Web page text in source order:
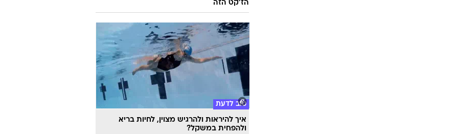
טוב לדעת
איך להיראות ולהרגיש מצוין, לחיות בריא
ולהפחית במשקל?
בשיתוף TI SWIM